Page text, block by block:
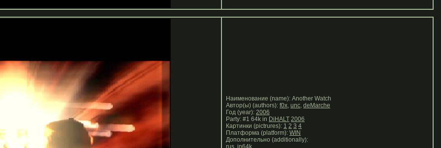
Наименование (name): Another Watch
Автор(ы) (authors): f0x, unc, deMarche
Год (year): 2006
Party: #1 64k in DiHALT 2006
Картинки (pictrures): 1 2 3 4
Платформа (platform): WIN
Дополнительно (additionally):
rus in64k